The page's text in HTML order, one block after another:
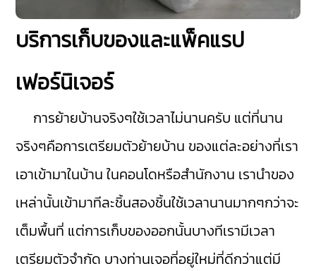
บริการเก็บของและแพ็คแรป
เฟอร์นิเจอร์
การย้ายบ้านจริงๆใช้เวลาไม่นานครับ แต่ที่นาน
จริงๆคือการเตรียมตัวย้ายบ้าน ของแต่ละอย่างที่เรา
เอาเข้ามาในบ้าน ในคอนโดหรือสำนักงาน เรานำของ
เหล่านั้นเข้ามาทีละชิ้นสองชิ้นใช้เวลานานมากๆกว่าจะ
เต็มพื้นที่ แต่การเก็บของออกนั้นบางทีเรามีเวลา
เตรียมตัวจำกัด บางท่านเจอที่อยู่ใหม่ที่ดีกว่าแต่มี